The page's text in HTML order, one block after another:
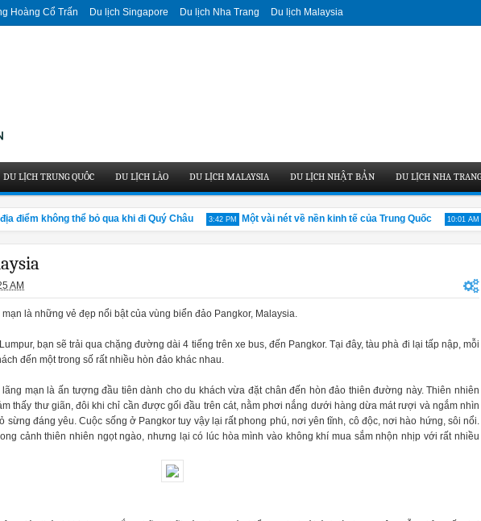
Hoàng Cổ Trấn Du lịch Singapore Du lịch Nha Trang Du lịch Malaysia
DU LỊCH TRUNG QUỐC DU LỊCH LÀO DU LỊCH MALAYSIA DU LỊCH NHẬT BẢN DU LỊCH NHA TRANG
không thể bỏ qua khi đi Quý Châu 3:42 PM Một vài nét về nền kinh tế của Trung Quốc 10:01 AM
AM
là những vẻ đẹp nổi bật của vùng biển đảo Pangkor, Malaysia.
bạn sẽ trải qua chặng đường dài 4 tiếng trên xe bus, đến Pangkor. Tại đây, tàu phà đi lại tấp nập, mỗi
đến một trong số rất nhiều hòn đảo khác nhau.
mạn là ấn tượng đầu tiên dành cho du khách vừa đặt chân đến hòn đảo thiên đường này. Thiên nhiên
thấy thư giãn, đôi khi chỉ cần được gối đầu trên cát, nằm phơi nắng dưới hàng dừa mát rượi và ngắm nhìn
sừng đáng yêu. Cuộc sống ở Pangkor tuy vậy lại rất phong phú, nơi yên tĩnh, cô độc, nơi hào hứng, sôi nổi.
cảnh thiên nhiên ngọt ngào, nhưng lại có lúc hòa mình vào không khí mua sắm nhộn nhịp với rất nhiều